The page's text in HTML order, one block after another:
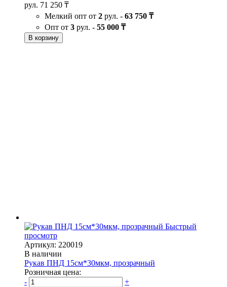
рул. 71 250 ₸
Мелкий опт от 2 рул. - 63 750 ₸
Опт от 3 рул. - 55 000 ₸
В корзину
Быстрый
просмотр
Артикул: 220019
В наличии
Рукав ПНД 15см*30мкм, прозрачный
Розничная цена:
-
+